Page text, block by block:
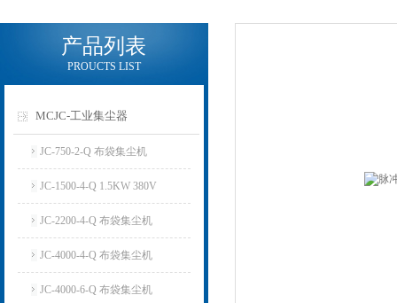
产品列表
PROUCTS LIST
MCJC-工业集尘器
JC-750-2-Q 布袋集尘机
JC-1500-4-Q 1.5KW 380V
JC-2200-4-Q 布袋集尘机
JC-4000-4-Q 布袋集尘机
JC-4000-6-Q 布袋集尘机